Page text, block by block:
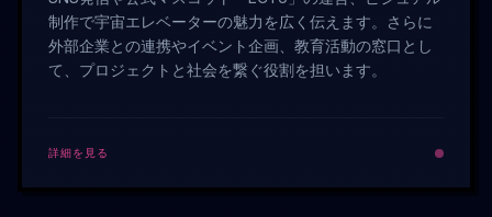
制作で宇宙エレベーターの魅力を広く伝えます。さらに
外部企業との連携やイベント企画、教育活動の窓口とし
て、プロジェクトと社会を繋ぐ役割を担います。
詳細を見る